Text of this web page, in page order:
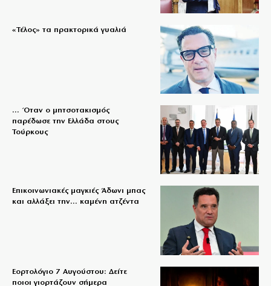
«Τέλος» τα πρακτορικά γυαλιά
… Όταν ο μητσοτακισμός
παρέδωσε την Ελλάδα στους
Τούρκους
Επικοινωνιακές μαγκιές Άδωνι μπας
και αλλάξει την… καμένη ατζέντα
Εορτολόγιο 7 Αυγούστου: Δείτε
ποιοι γιορτάζουν σήμερα